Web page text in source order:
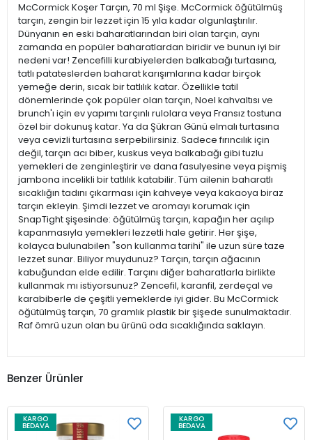
McCormick Koşer Tarçın, 70 ml Şişe. McCormick öğütülmüş
tarçın, zengin bir lezzet için 15 yıla kadar olgunlaştırılır.
Dünyanın en eski baharatlarından biri olan tarçın, aynı
zamanda en popüler baharatlardan biridir ve bunun iyi bir
nedeni var! Zencefilli kurabiyelerden balkabağı turtasına,
tatlı patateslerden baharat karışımlarına kadar birçok
yemeğe derin, sıcak bir tatlılık katar. Özellikle tatil
dönemlerinde çok popüler olan tarçın, Noel kahvaltısı ve
brunch'ı için ev yapımı tarçınlı rulolara veya Fransız tostuna
özel bir dokunuş katar. Ya da Şükran Günü elmalı turtasına
veya cevizli turtasına serpebilirsiniz. Sadece fırıncılık için
değil, tarçın acı biber, kuskus veya balkabağı gibi tuzlu
yemekleri de zenginleştirir ve dana fasulyesine veya pişmiş
jambona incelikli bir tatlılık katabilir. Tüm ailenin baharatlı
sıcaklığın tadını çıkarması için kahveye veya kakaoya biraz
tarçın ekleyin. Şimdi lezzet ve aromayı korumak için
SnapTight şişesinde: öğütülmüş tarçın, kapağın her açılıp
kapanmasıyla yemekleri lezzetli hale getirir. Her şişe,
kolayca bulunabilen "son kullanma tarihi" ile uzun süre taze
lezzet sunar. Biliyor muydunuz? Tarçın, tarçın ağacının
kabuğundan elde edilir. Tarçını diğer baharatlarla birlikte
kullanmak mı istiyorsunuz? Zencefil, karanfil, zerdeçal ve
karabiberle de çeşitli yemeklerde iyi gider. Bu McCormick
öğütülmüş tarçın, 70 gramlık plastik bir şişede sunulmaktadır.
Raf ömrü uzun olan bu ürünü oda sıcaklığında saklayın.
Benzer Ürünler
KARGO
BEDAVA
KARGO
BEDAVA